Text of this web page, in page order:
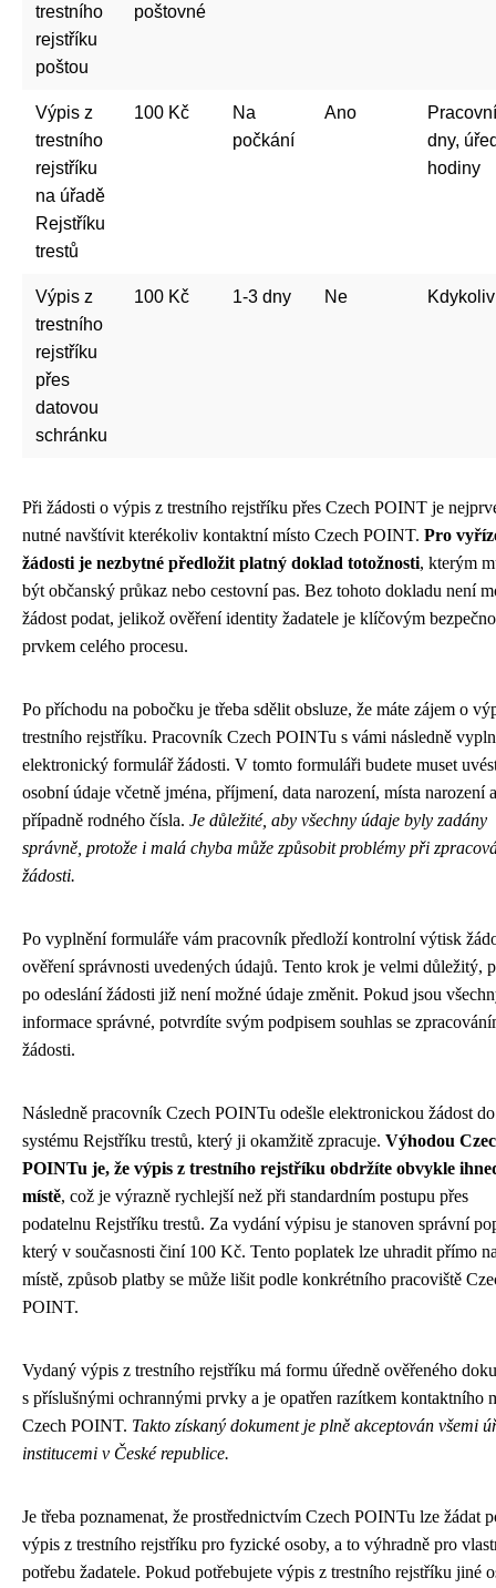
trestního
rejstříku
poštou
poštovné
Výpis z
trestního
rejstříku
na úřadě
Rejstříku
trestů
100 Kč
Na
počkání
Ano
Pracovní
dny,
hodiny
Výpis z
trestního
rejstříku
přes
datovou
schránku
100 Kč 1-3 dny Ne Kdykoliv
Při žádosti o výpis z trestního rejstříku přes Czech POINT je
nutné navštívit kterékoliv kontaktní místo Czech POINT. Pro
žádosti je nezbytné předložit platný doklad totožnosti, kterým
být občanský průkaz nebo cestovní pas. Bez tohoto dokladu není
žádost podat, jelikož ověření identity žadatele je klíčovým
prvkem celého procesu.
Po příchodu na pobočku je třeba sdělit obsluze, že máte zájem o
trestního rejstříku. Pracovník Czech POINTu s vámi následně
elektronický formulář žádosti. V tomto formuláři budete muset
osobní údaje včetně jména, příjmení, data narození, místa narození a
případně rodného čísla. Je důležité, aby všechny údaje byly zadány
správně, protože i malá chyba může způsobit problémy při
žádosti.
Po vyplnění formuláře vám pracovník předloží kontrolní výtisk
ověření správnosti uvedených údajů. Tento krok je velmi důležitý,
po odeslání žádosti již není možné údaje změnit. Pokud jsou
informace správné, potvrdíte svým podpisem souhlas se
žádosti.
Následně pracovník Czech POINTu odešle elektronickou žádost do
systému Rejstříku trestů, který ji okamžitě zpracuje. Výhodou
POINTu je, že výpis z trestního rejstříku obdržíte obvykle
místě, což je výrazně rychlejší než při standardním postupu přes
podatelnu Rejstříku trestů. Za vydání výpisu je stanoven správní
který v současnosti činí 100 Kč. Tento poplatek lze uhradit přímo
místě, způsob platby se může lišit podle konkrétního pracoviště
POINT.
Vydaný výpis z trestního rejstříku má formu úředně ověřeného
s příslušnými ochrannými prvky a je opatřen razítkem kontaktního
Czech POINT. Takto získaný dokument je plně akceptován všemi
institucemi v České republice.
Je třeba poznamenat, že prostřednictvím Czech POINTu lze žádat
výpis z trestního rejstříku pro fyzické osoby, a to výhradně pro
potřebu žadatele. Pokud potřebujete výpis z trestního rejstříku jiné